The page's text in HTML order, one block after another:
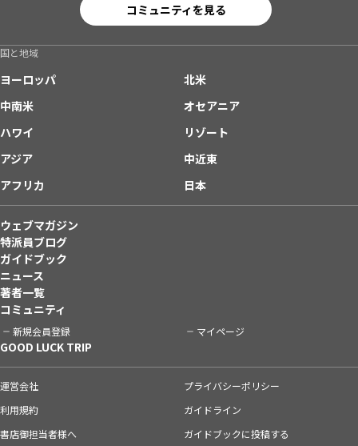
コミュニティを見る
国と地域
ヨーロッパ
北米
中南米
オセアニア
ハワイ
リゾート
アジア
中近東
アフリカ
日本
ウェブマガジン
特派員ブログ
ガイドブック
ニュース
著者一覧
コミュニティ
新規会員登録 マイページ
GOOD LUCK TRIP
運営会社
プライバシーポリシー
利用規約
ガイドライン
書店御担当者様へ
ガイドブックに投稿する